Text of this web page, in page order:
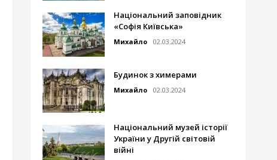
Національний заповідник
«Софія Київська»
Михайло 02.03.2024
Будинок з химерами
Михайло 02.03.2024
Національний музей історії
України у Другій світовій
війні